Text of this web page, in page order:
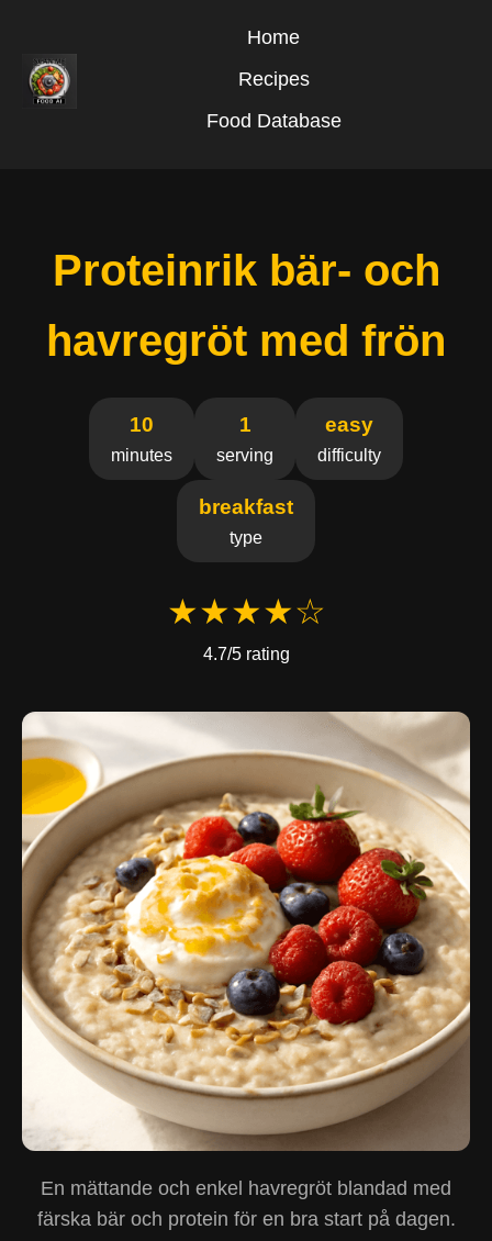
Home
Recipes
Food Database
Proteinrik bär- och
havregröt med frön
10
minutes
1
serving
easy
difficulty
breakfast
type
★★★★☆
4.7/5 rating
En mättande och enkel havregröt blandad med
färska bär och protein för en bra start på dagen.